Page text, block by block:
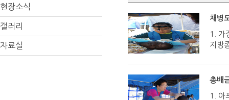
현장소식
갤러리
자료실
채병
1. 가
지방
총배
1. 아